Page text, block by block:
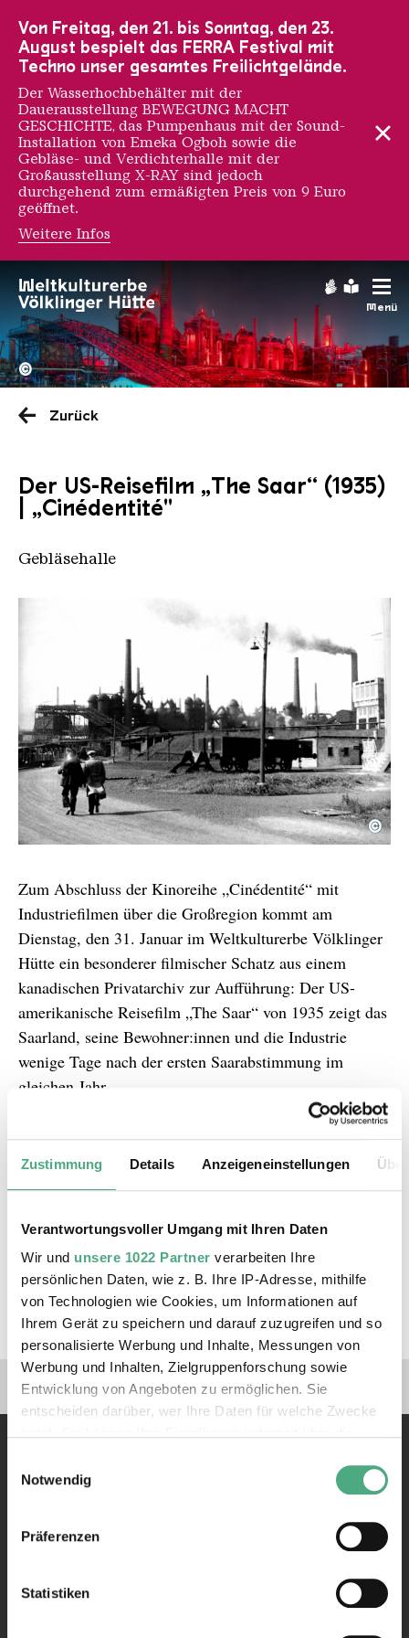
Zustimmung Details Anzeigeneinstellungen
Verantwortungsvoller Umgang mit Ihren Daten
Wir und unsere 1022 Partner verarbeiten Ihre
persönlichen Daten, wie z. B. Ihre IP-Adresse, mithilfe
von Technologien wie Cookies, um Informationen auf
Ihrem Gerät zu speichern und darauf zuzugreifen und so
personalisierte Werbung und Inhalte, Messungen von
Werbung und Inhalten, Zielgruppenforschung sowie
Entwicklung von Angeboten zu ermöglichen. Sie
entscheiden darüber, wer Ihre Daten für welche Zwecke
Trigger Symbol ändern oder widerrufen
Informationen über Ihre geografische Lage erfassen,
Ihr Gerät durch aktives Scannen nach bestimmten
Notwendig
Präferenzen
Statistiken
Menü
Hochofengruppe in Rot
Copyright:
©
Zurück
Der US-Reisefilm „The Saar“ (1935)
| „Cinédentité"
Gebläsehalle
Voelklinger Huette Hist
Copyright: Weltkulturerbe Völklinger Hütte |
©
Zum Abschluss der Kinoreihe „Cinédentité“ mit
Industriefilmen über die Großregion kommt am
Dienstag, den 31. Januar im Weltkulturerbe Völklinger
Hütte ein besonderer filmischer Schatz aus einem
kanadischen Privatarchiv zur Aufführung: Der US-
amerikanische Reisefilm „The Saar“ von 1935 zeigt das
Saarland, seine Bewohner:innen und die Industrie
wenige Tage nach der ersten Saarabstimmung im
gleichen Jahr.
Der einführende Vortrag von Isis Luxenburger nimmt
die Darstellung von Arbeiter:innen der Völklinger Hütte
in Industriefilmen in den Blick, die anhand von
Besucher:innen gewinnen so neue Einblicke in das
filmische Erbe der Industriekultur der Großregion.
Eintritt frei
Verlinkungen zu unseren
Kontakt
66333 Völklingen
Von Freitag, den 21. bis Sonntag, den 23.
August bespielt das FERRA Festival mit
Techno unser gesamtes Freilichtgelände.
Der Wasserhochbehälter mit der
Dauerausstellung BEWEGUNG MACHT
GESCHICHTE, das Pumpenhaus mit der Sound-
Installation von Emeka Ogboh sowie die
Gebläse- und Verdichterhalle mit der
Großausstellung X-RAY sind jedoch
durchgehend zum ermäßigten Preis von 9 Euro
geöffnet.
Weitere Infos